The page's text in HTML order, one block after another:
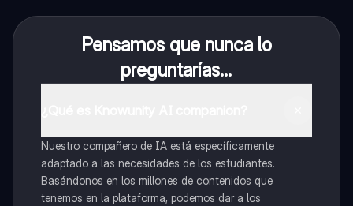
Pensamos que nunca lo
preguntarías...
Nuestro compañero de IA está específicamente
adaptado a las necesidades de los estudiantes.
Basándonos en los millones de contenidos que
tenemos en la plataforma, podemos dar a los